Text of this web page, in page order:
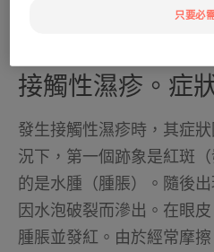
接觸性濕疹。症
發生接觸性濕疹時，其症
況下，第一個跡象是紅斑
的是水腫（腫脹）。隨後
因水泡破裂而滲出。在眼
腫脹並發紅。由於經常摩
只要必